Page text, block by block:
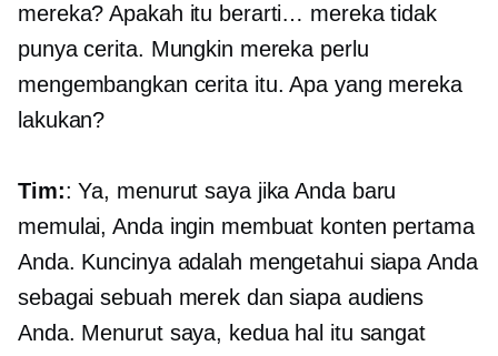
mereka? Apakah itu berarti… mereka tidak
punya cerita. Mungkin mereka perlu
mengembangkan cerita itu. Apa yang mereka
lakukan?
Tim:: Ya, menurut saya jika Anda baru
memulai, Anda ingin membuat konten pertama
Anda. Kuncinya adalah mengetahui siapa Anda
sebagai sebuah merek dan siapa audiens
Anda. Menurut saya, kedua hal itu sangat